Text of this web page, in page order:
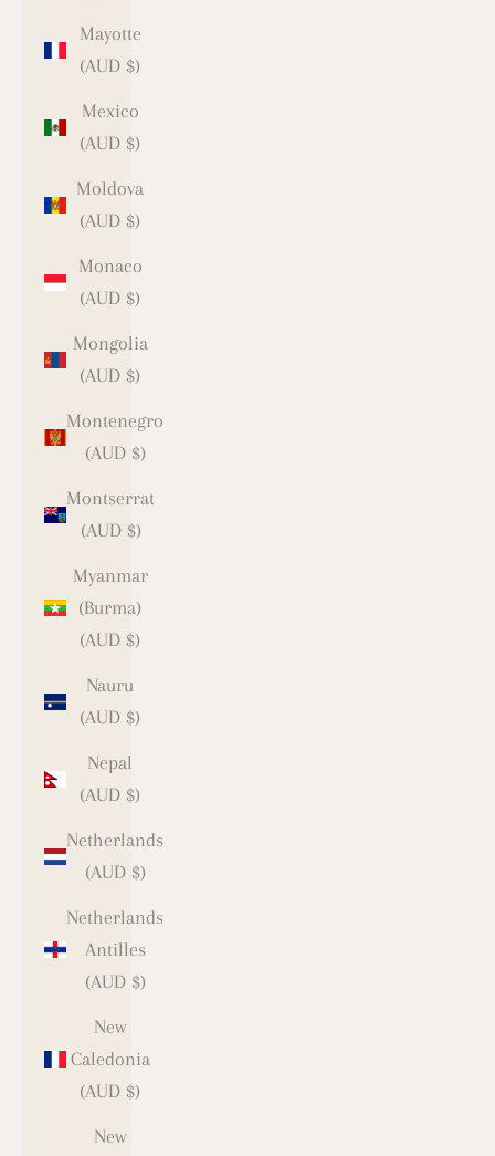
Mayotte
(AUD $)
Mexico
(AUD $)
Moldova
(AUD $)
Monaco
(AUD $)
Mongolia
(AUD $)
Montenegro
(AUD $)
Montserrat
(AUD $)
Myanmar
(Burma)
(AUD $)
Nauru
(AUD $)
Nepal
(AUD $)
Netherlands
(AUD $)
Netherlands
Antilles
(AUD $)
New
Caledonia
(AUD $)
New